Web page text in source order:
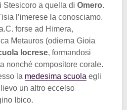
Stesicoro a quella di Omero.
l’imerese la conosciamo.
forse ad Himera,
Metauros (odierna Gioia
locrese, formandosi
nonché compositore corale.
la medesima scuola egli
un altro eccelso
Ibico.